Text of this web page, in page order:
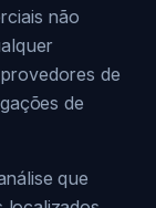
não
de
de
que